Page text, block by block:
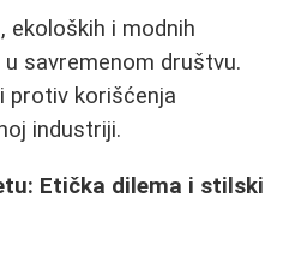
ekoloških i modnih
savremenom društvu.
protiv korišćenja
industriji.
Etička dilema i stilski